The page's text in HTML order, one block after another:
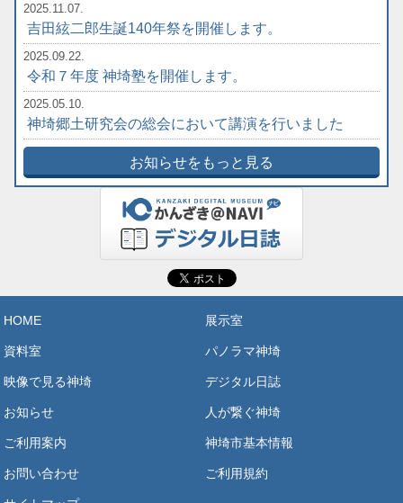
2025.11.07.
吉田絃二郎生誕140年祭を開催します。
2025.09.22.
令和７年度 神埼塾を開催します。
2025.05.10.
神埼郷土研究会の総会において講演を行いました
お知らせをもっと見る
HOME 展示室
資料室 パノラマ神埼
映像で見る神埼 デジタル日誌
お知らせ 人が繋ぐ神埼
ご利用案内 神埼市基本情報
お問い合わせ ご利用規約